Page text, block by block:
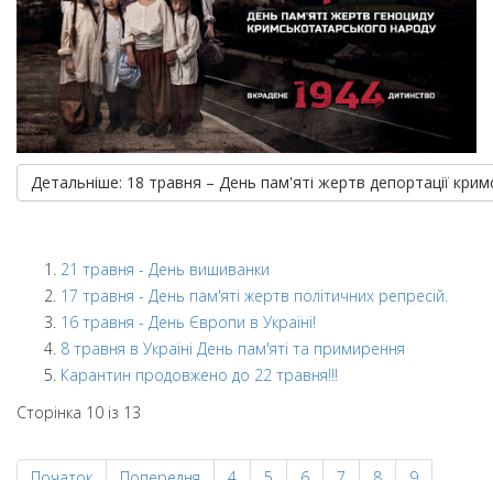
Детальніше: 18 травня – День пам'яті жертв депортації
21 травня - День вишиванки
17 травня - День пам'яті жертв політичних репресій.
16 травня - День Європи в Україні!
8 травня в Україні День пам'яті та примирення
Карантин продовжено до 22 травня!!!
Сторінка 10 із 13